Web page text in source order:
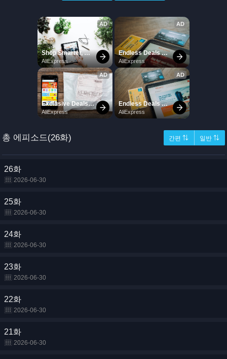
총 에피소드(26화) 간편 ⇅ 일반 ⇅
26화
2026-06-30
25화
2026-06-30
24화
2026-06-30
23화
2026-06-30
22화
2026-06-30
21화
2026-06-30